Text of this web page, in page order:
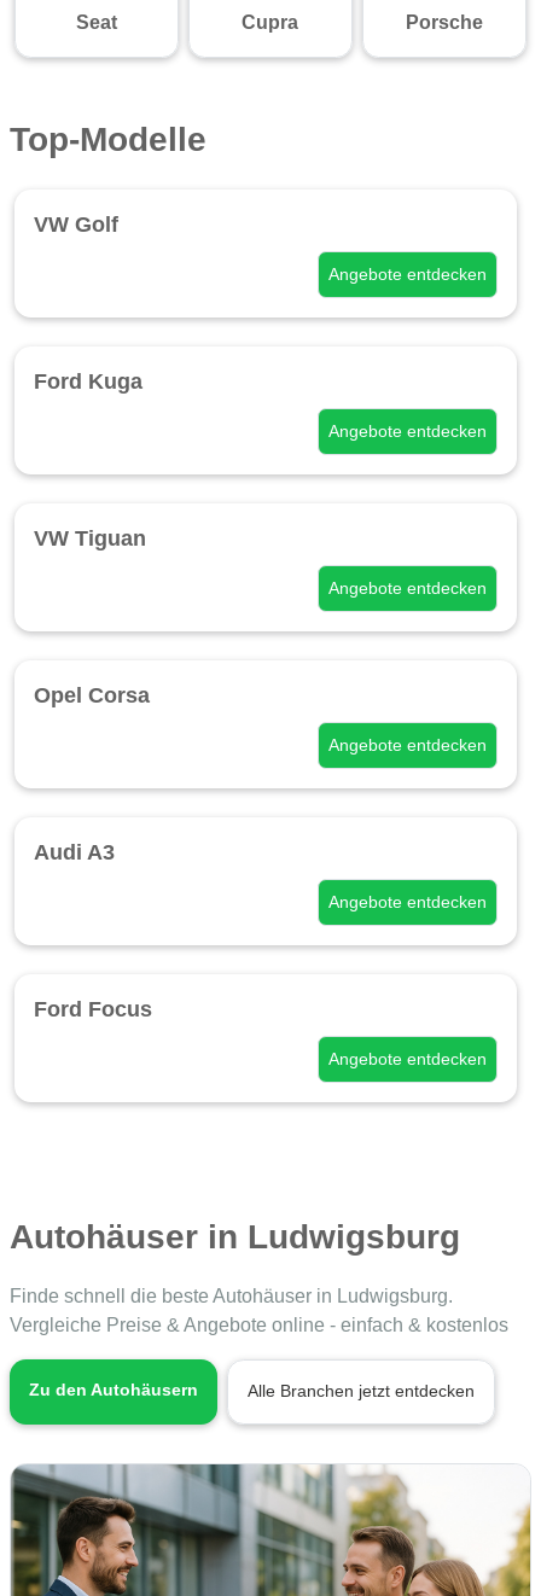
Seat Cupra Porsche
Top-Modelle
VW Golf
Angebote entdecken
Ford Kuga
Angebote entdecken
VW Tiguan
Angebote entdecken
Opel Corsa
Angebote entdecken
Audi A3
Angebote entdecken
Ford Focus
Angebote entdecken
Autohäuser in Ludwigsburg
Finde schnell die beste Autohäuser in Ludwigsburg.
Vergleiche Preise & Angebote online - einfach & kostenlos
Zu den Autohäusern Alle Branchen jetzt entdecken